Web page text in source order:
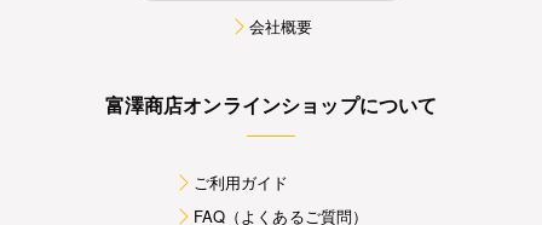
会社概要
富澤商店オンラインショップについて
ご利用ガイド
FAQ（よくあるご質問）